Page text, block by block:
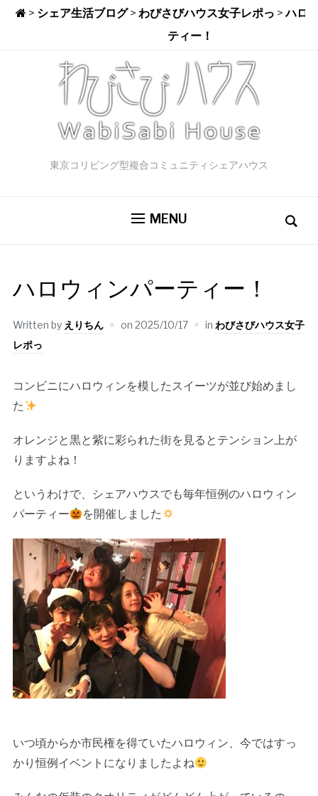
> シェア生活ブログ> わびさびハウス女子レポっ >ハロ
ティー！
東京コリビング型複合コミュニティシェアハウス
MENU
ハロウィンパーティー！
Written by えりちん on 2025/10/17 in わびさびハウス女子
レポっ
コンビニにハロウィンを模したスイーツが並び始めまし
た
オレンジと黒と紫に彩られた街を見るとテンション上が
りますよね！
というわけで、シェアハウスでも毎年恒例のハロウィン
パーティー
を開催しました
いつ頃からか市民権を得ていたハロウィン、今ではすっ
かり恒例イベントになりましたよね